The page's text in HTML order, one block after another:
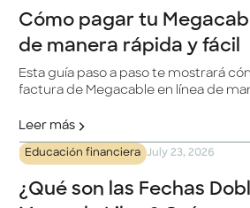
Cómo pagar tu
de manera rápida y fácil
Esta guía paso a paso te mostrará
factura de Megacable en línea de
compañía de telecomunicaciones en
plataforma en línea, podrás
manera eficiente desde tu hogar.
Leer más
Educación financiera July 23, 2026
¿Qué son las Fechas